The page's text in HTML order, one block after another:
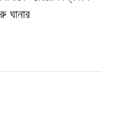
ঘানার